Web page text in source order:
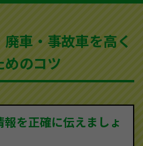
に独自の販売ネットワーク
、自社ヤードをもっている
還元することができるので
車・事故車を高く
めのコツ
を正確に伝えましょ